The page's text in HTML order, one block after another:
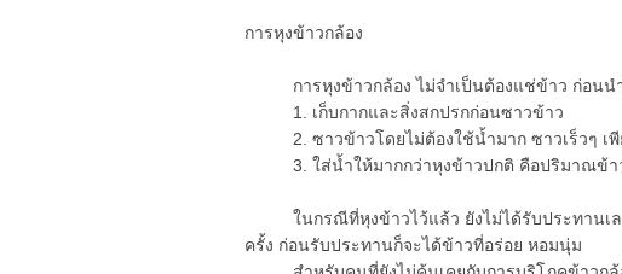
การหุงข้าวกล้อง
การหุงข้าวกล้อง ไม่จำเป็นต้องแช่ข้าว ก่อนน
1. เก็บกากและสิ่งสกปรกก่อนซาวข้าว
2. ซาวข้าวโดยไม่ต้องใช้น้ำมาก ซาวเร็วๆ เพีย
3. ใส่น้ำให้มากกว่าหุงข้าวปกติ คือปริมาณข้าว
ในกรณีที่หุงข้าวไว้แล้ว ยังไม่ได้รับประทานเล
ครั้ง ก่อนรับประทานก็จะได้ข้าวที่อร่อย หอมนุ่ม